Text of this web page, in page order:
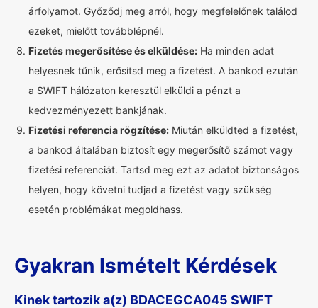
árfolyamot. Győződj meg arról, hogy megfelelőnek találod
ezeket, mielőtt továbblépnél.
Fizetés megerősítése és elküldése: Ha minden adat
helyesnek tűnik, erősítsd meg a fizetést. A bankod ezután
a SWIFT hálózaton keresztül elküldi a pénzt a
kedvezményezett bankjának.
Fizetési referencia rögzítése: Miután elküldted a fizetést,
a bankod általában biztosít egy megerősítő számot vagy
fizetési referenciát. Tartsd meg ezt az adatot biztonságos
helyen, hogy követni tudjad a fizetést vagy szükség
esetén problémákat megoldhass.
Gyakran Ismételt Kérdések
Kinek tartozik a(z) BDACEGCA045 SWIFT